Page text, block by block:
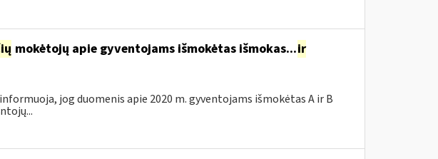
mokėtojų apie gyventojams išmokėtas išmokas...ir
jog duomenis apie 2020 m. gyventojams išmokėtas A ir B